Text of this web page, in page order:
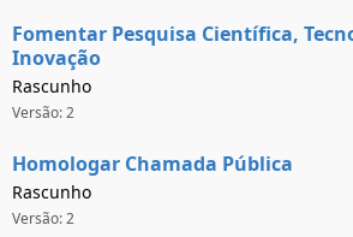
Fomentar Pesquisa Científica,
Inovação
Rascunho
Versão: 2
Homologar Chamada Pública
Rascunho
Versão: 2